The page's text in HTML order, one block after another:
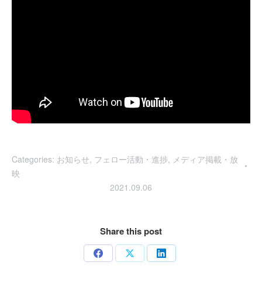
Categories: お知らせ, フェロー活動・進捗, メディア掲載・放
映
2021.09.06
Share this post
Share Share Share